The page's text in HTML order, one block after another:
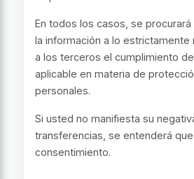
En todos los casos, se
la información a lo estrictamente
a los terceros el cumplimiento
aplicable en materia de
personales.
Si usted no manifiesta su
transferencias, se entenderá
consentimiento.